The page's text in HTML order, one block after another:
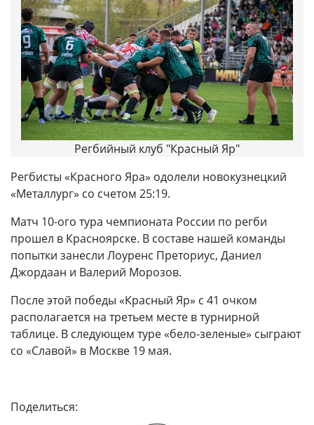
Регбийный клуб "Красный Яр"
Регбисты «Красного Яра» одолели новокузнецкий
«Металлург» со счетом 25:19.
Матч 10-ого тура чемпионата России по регби
прошел в Красноярске. В составе нашей команды
попытки занесли Лоуренс Преториус, Даниел
Джордаан и Валерий Морозов.
После этой победы «Красный Яр» с 41 очком
располагается на третьем месте в турнирной
таблице. В следующем туре «бело-зеленые» сыграют
со «Славой» в Москве 19 мая.
Поделиться: